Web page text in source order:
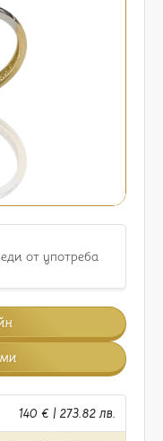
от употреба
140 € | 273.82 лв.